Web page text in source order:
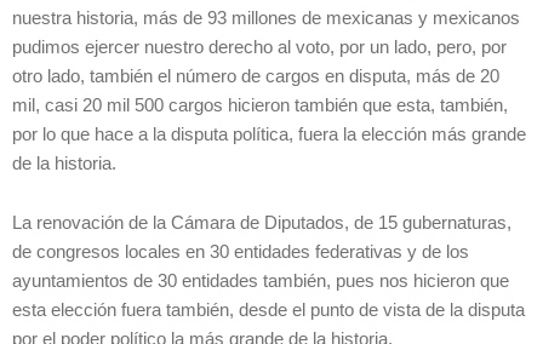
nuestra historia, más de 93 millones de mexicanas y mexicanos
pudimos ejercer nuestro derecho al voto, por un lado, pero, por
otro lado, también el número de cargos en disputa, más de 20
mil, casi 20 mil 500 cargos hicieron también que esta, también,
por lo que hace a la disputa política, fuera la elección más grande
de la historia.
La renovación de la Cámara de Diputados, de 15 gubernaturas,
de congresos locales en 30 entidades federativas y de los
ayuntamientos de 30 entidades también, pues nos hicieron que
esta elección fuera también, desde el punto de vista de la disputa
por el poder político la más grande de la historia.